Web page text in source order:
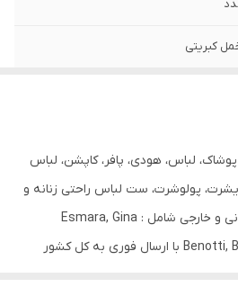
کبریتی
پوشاک، لباس، هودی، پافر، کاپشن، لباس
پولوشرت، ست لباس راحتی زنانه و
دخترانه از برندهای معتبر ایرانی و خارجی شامل : Esmara, Gina
Benotti, Blue Motion, Leverge, Crivit با ارسال فوری به کل کشور